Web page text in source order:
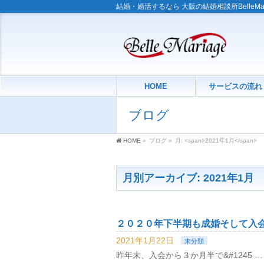
結婚・婚活するなら 大阪の結婚相談所
HOME サービスの流れ
ブログ
HOME » ブログ » 月: <span>2021年1月</span>
月別アーカイブ: 2021年1月
２０２０年下半期も成婚そして入
2021年1月22日 未分類
昨年末、入会から３か月半で&#1245 …